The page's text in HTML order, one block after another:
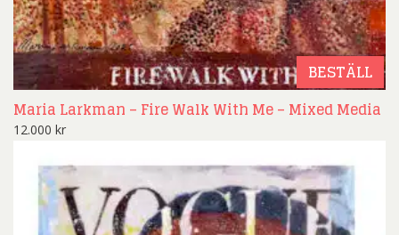
BESTÄLL
Maria Larkman – Fire Walk With Me – Mixed Media
12.000 kr